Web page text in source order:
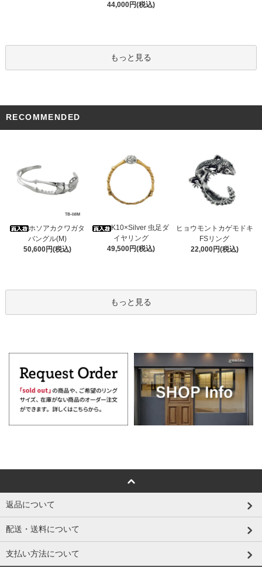
44,000円(税込)
もっと見る
RECOMMENDED
ホソアカクワガタ
バングル(M)
50,600円(税込)
K10×Silver 虫足ダ
イヤリング
49,500円(税込)
ヒョウモントカゲモドキ
FSリング
22,000円(税込)
もっと見る
返品について
配送・送料について
支払い方法について